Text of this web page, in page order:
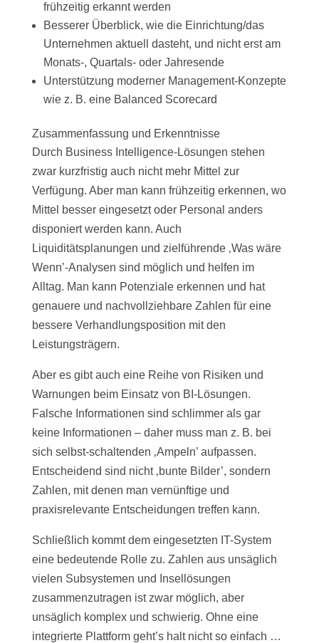
frühzeitig erkannt werden
Besserer Überblick, wie die Einrichtung/das
Unternehmen aktuell dasteht, und nicht erst am
Monats-, Quartals- oder Jahresende
Unterstützung moderner Management-Konzepte
wie z. B. eine Balanced Scorecard
Zusammenfassung und Erkenntnisse
Durch Business Intelligence-Lösungen stehen
zwar kurzfristig auch nicht mehr Mittel zur
Verfügung. Aber man kann frühzeitig erkennen, wo
Mittel besser eingesetzt oder Personal anders
disponiert werden kann. Auch
Liquiditätsplanungen und zielführende ‚Was wäre
Wenn’-Analysen sind möglich und helfen im
Alltag. Man kann Potenziale erkennen und hat
genauere und nachvollziehbare Zahlen für eine
bessere Verhandlungsposition mit den
Leistungsträgern.
Aber es gibt auch eine Reihe von Risiken und
Warnungen beim Einsatz von BI-Lösungen.
Falsche Informationen sind schlimmer als gar
keine Informationen – daher muss man z. B. bei
sich selbst-schaltenden ‚Ampeln’ aufpassen.
Entscheidend sind nicht ‚bunte Bilder’, sondern
Zahlen, mit denen man vernünftige und
praxisrelevante Entscheidungen treffen kann.
Schließlich kommt dem eingesetzten IT-System
eine bedeutende Rolle zu. Zahlen aus unsäglich
vielen Subsystemen und Insellösungen
zusammenzutragen ist zwar möglich, aber
unsäglich komplex und schwierig. Ohne eine
integrierte Plattform geht’s halt nicht so einfach …